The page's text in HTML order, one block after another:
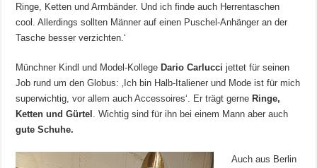
Ringe, Ketten und Armbänder. Und ich finde auch Herrentaschen
cool. Allerdings sollten Männer auf einen Puschel-Anhänger an der
Tasche besser verzichten.‘
Münchner Kindl und Model-Kollege Dario Carlucci jettet für seinen
Job rund um den Globus: ‚Ich bin Halb-Italiener und Mode ist für mich
superwichtig, vor allem auch Accessoires‘. Er trägt gerne Ringe,
Ketten und Gürtel
. Wichtig sind für ihn bei einem Mann aber auch
gute Schuhe.
Auch aus Berlin